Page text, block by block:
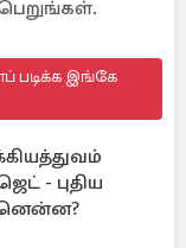
படிக்க இங்கே
- புதிய